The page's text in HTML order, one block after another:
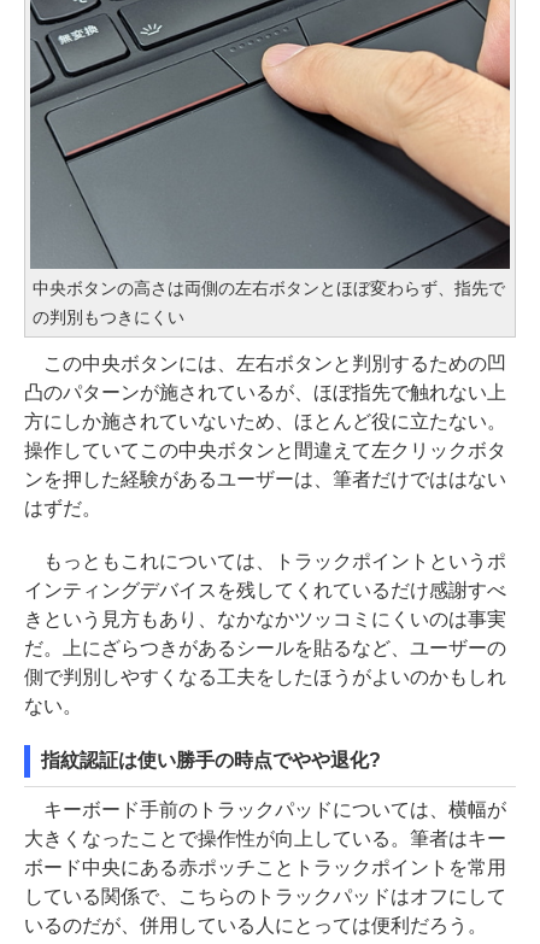
中央ボタンの高さは両側の左右ボタンとほぼ変わらず、指先で
の判別もつきにくい
この中央ボタンには、左右ボタンと判別するための凹
凸のパターンが施されているが、ほぼ指先で触れない上
方にしか施されていないため、ほとんど役に立たない。
操作していてこの中央ボタンと間違えて左クリックボタ
ンを押した経験があるユーザーは、筆者だけでははない
はずだ。
もっともこれについては、トラックポイントというポ
インティングデバイスを残してくれているだけ感謝すべ
きという見方もあり、なかなかツッコミにくいのは事実
だ。上にざらつきがあるシールを貼るなど、ユーザーの
側で判別しやすくなる工夫をしたほうがよいのかもしれ
ない。
指紋認証は使い勝手の時点でやや退化?
キーボード手前のトラックパッドについては、横幅が
大きくなったことで操作性が向上している。筆者はキー
ボード中央にある赤ポッチことトラックポイントを常用
している関係で、こちらのトラックパッドはオフにして
いるのだが、併用している人にとっては便利だろう。